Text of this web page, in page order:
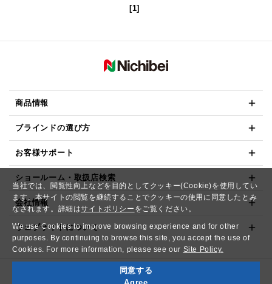
当社では、閲覧性向上などを目的としてクッキー(Cookie)を使用してい
ます。本サイトの閲覧を継続することでクッキーの使用に同意したとみ
なされます。詳細はサイトポリシー をご覧ください。
We use Cookies to improve browsing experience and for other
purposes. By continuing to browse this site, you accept the use of
Cookies. For more information, please see our Site Policy.
同意する
[1]
商品情報
ブラインドの選び方
お客様サポート
ショールーム・取扱店検索
会社情報
ウェブサイトについて
Copyright© NICHIBEI CO.,LTD. All Rights Reserved.